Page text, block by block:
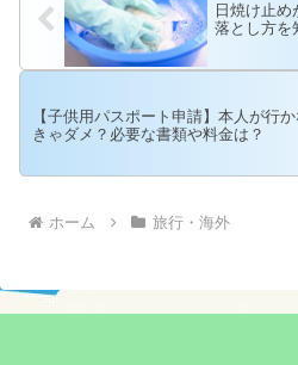
日焼け止
落とし方を
【子供用パスポート申請】本人が行か
きゃダメ？必要な書類や料金は？
ホーム 旅行・海外